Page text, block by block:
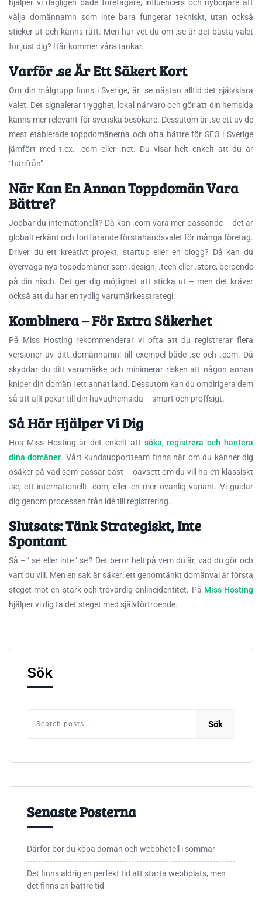
hjälper vi dagligen både företagare, influencers och nybörjare att
välja domännamn som inte bara fungerar tekniskt, utan också
sticker ut och känns rätt. Men hur vet du om .se är det bästa valet
för just dig? Här kommer våra tankar.
Varför .se Är Ett Säkert Kort
Om din målgrupp finns i Sverige, är .se nästan alltid det självklara
valet. Det signalerar trygghet, lokal närvaro och gör att din hemsida
känns mer relevant för svenska besökare. Dessutom är .se ett av de
mest etablerade toppdomänerna och ofta bättre för SEO i Sverige
jämfört med t.ex. .com eller .net. Du visar helt enkelt att du är
“härifrån”.
När Kan En Annan Toppdomän Vara
Bättre?
Jobbar du internationellt? Då kan .com vara mer passande – det är
globalt erkänt och fortfarande förstahandsvalet för många företag.
Driver du ett kreativt projekt, startup eller en blogg? Då kan du
överväga nya toppdomäner som .design, .tech eller .store, beroende
på din nisch. Det ger dig möjlighet att sticka ut – men det kräver
också att du har en tydlig varumärkesstrategi.
Kombinera – För Extra Säkerhet
På Miss Hosting rekommenderar vi ofta att du registrerar flera
versioner av ditt domännamn: till exempel både .se och .com. Då
skyddar du ditt varumärke och minimerar risken att någon annan
kniper din domän i ett annat land. Dessutom kan du omdirigera dem
så att allt pekar till din huvudhemsida – smart och proffsigt.
Så Här Hjälper Vi Dig
Hos Miss Hosting är det enkelt att söka, registrera och hantera
dina domäner. Vårt kundsupportteam finns här om du känner dig
osäker på vad som passar bäst – oavsett om du vill ha ett klassiskt
.se, ett internationellt .com, eller en mer ovanlig variant. Vi guidar
dig genom processen från idé till registrering.
Slutsats: Tänk Strategiskt, Inte
Spontant
Så – ‘.se’ eller inte ‘.se’? Det beror helt på vem du är, vad du gör och
vart du vill. Men en sak är säker: ett genomtänkt domänval är första
steget mot en stark och trovärdig onlineidentitet. På Miss Hosting
hjälper vi dig ta det steget med självförtroende.
Sök
Sök
Senaste Posterna
Därför bör du köpa domän och webbhotell i sommar
Det finns aldrig en perfekt tid att starta webbplats, men
det finns en bättre tid